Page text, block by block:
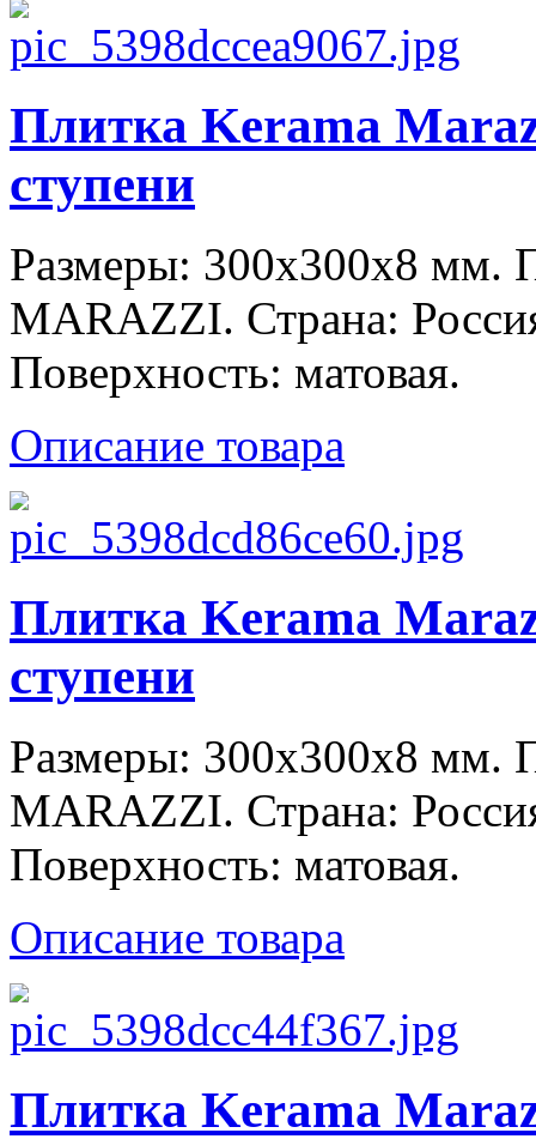
Плитка Kerama
ступени
Размеры: 300x300x8 мм.
MARAZZI. Страна:
Поверхность: матовая.
Описание товара
Плитка Kerama
ступени
Размеры: 300x300x8 мм.
MARAZZI. Страна:
Поверхность: матовая.
Описание товара
Плитка Kerama